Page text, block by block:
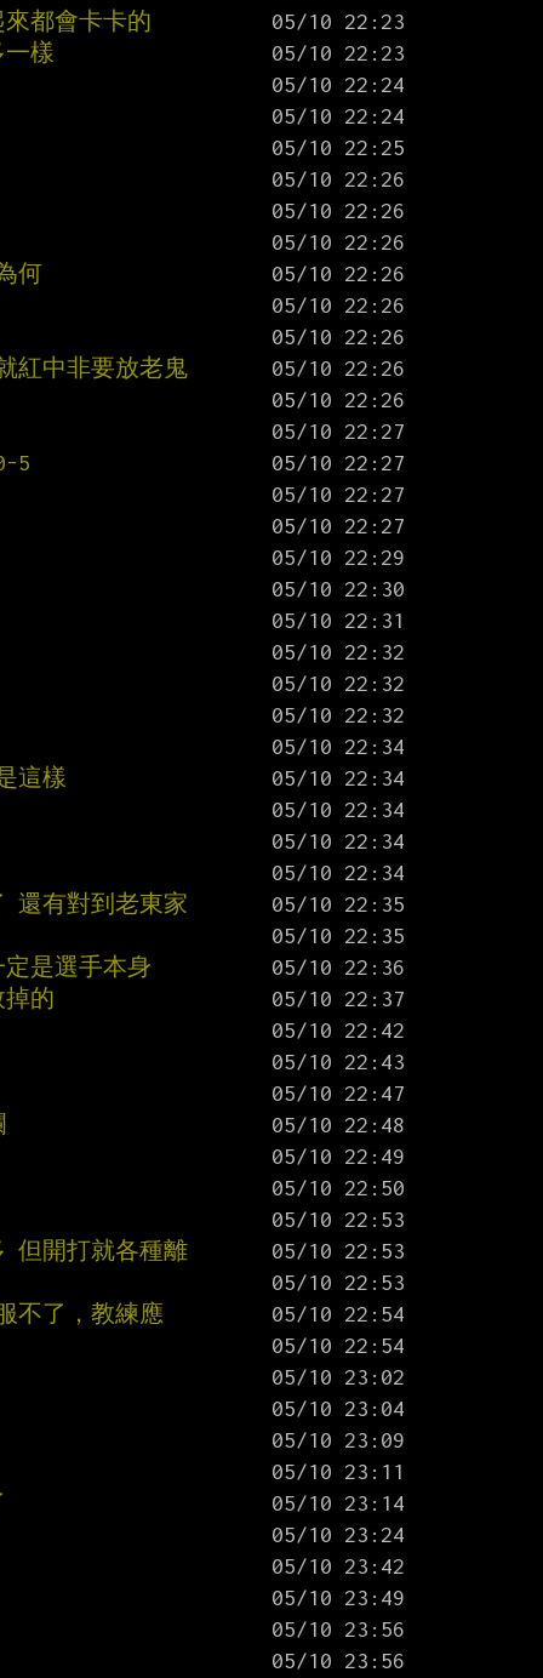
都會卡卡的
樣
何
紅中非要放老鬼
5
這樣
還有對到老東家
是選手本身
的
但開打就各種離
不了，教練應